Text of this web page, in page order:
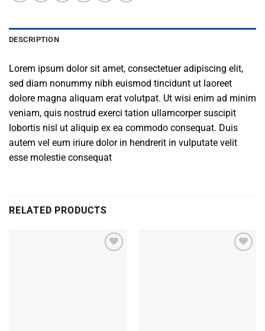
DESCRIPTION
Lorem ipsum dolor sit amet, consectetuer adipiscing elit,
sed diam nonummy nibh euismod tincidunt ut laoreet
dolore magna aliquam erat volutpat. Ut wisi enim ad minim
veniam, quis nostrud exerci tation ullamcorper suscipit
lobortis nisl ut aliquip ex ea commodo consequat. Duis
autem vel eum iriure dolor in hendrerit in vulputate velit
esse molestie consequat
RELATED PRODUCTS